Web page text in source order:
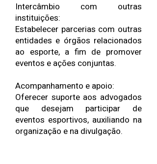
Intercâmbio com outras
instituições:
Estabelecer parcerias com outras
entidades e órgãos relacionados
ao esporte, a fim de promover
eventos e ações conjuntas.
Acompanhamento e apoio:
Oferecer suporte aos advogados
que desejam participar de
eventos esportivos, auxiliando na
organização e na divulgação.